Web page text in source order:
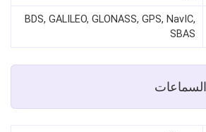
BDS, GALILEO, GLONASS, GPS, NavIC,
SBAS